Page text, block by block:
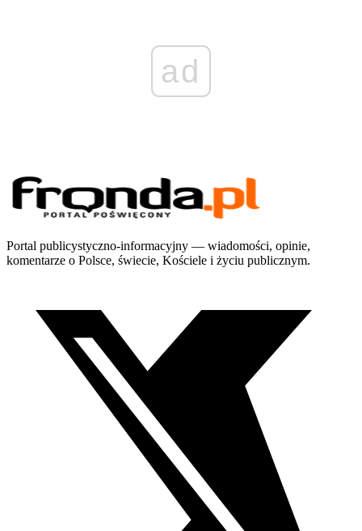
ad
Portal publicystyczno-informacyjny — wiadomości, opinie,
komentarze o Polsce, świecie, Kościele i życiu publicznym.